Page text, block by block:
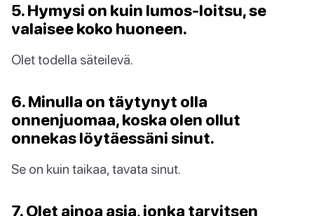
5. Hymysi on kuin lumos-loitsu, se
valaisee koko huoneen.
Olet todella säteilevä.
6. Minulla on täytynyt olla
onnenjuomaa, koska olen ollut
onnekas löytäessäni sinut.
Se on kuin taikaa, tavata sinut.
7. Olet ainoa asia, jonka tarvitsen